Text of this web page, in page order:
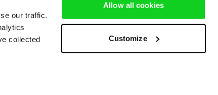
our traffic.
collected
Allow all cookies
Customize